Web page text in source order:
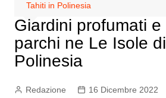
Tahiti in Polinesia
Giardini profumati
parchi ne Le Isole
Polinesia
Redazione
16 Dicembre 2022